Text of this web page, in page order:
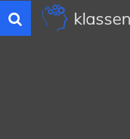
Toggle
navigation